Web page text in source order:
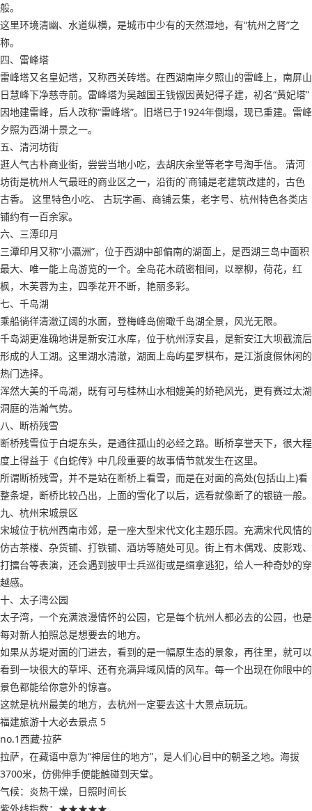
般。
这里环境清幽、水道纵横，是城市中少有的天然湿地，有“杭州之肾”之
称。
四、雷峰塔
雷峰塔又名皇妃塔，又称西关砖塔。在西湖南岸夕照山的雷峰上，南屏山
日慧峰下净慈寺前。雷峰塔为吴越国王钱俶因黄妃得子建，初名“黄妃塔”
因地建雷峰，后人改称“雷峰塔”。旧塔已于1924年倒塌，现已重建。雷峰
夕照为西湖十景之一。
五、清河坊街
逛人气古朴商业街，尝尝当地小吃，去胡庆余堂等老字号淘手信。 清河
坊街是杭州人气最旺的商业区之一，沿街的`商铺是老建筑改建的，古色
古香。 这里特色小吃、 古玩字画、商铺云集，老字号、杭州特色各类店
铺约有一百余家。
六、三潭印月
三潭印月又称“小瀛洲”，位于西湖中部偏南的湖面上，是西湖三岛中面积
最大、唯一能上岛游览的一个。全岛花木疏密相间，以翠柳，荷花，红
枫，木芙蓉为主，四季花开不断，艳丽多彩。
七、千岛湖
乘船徜徉清澈辽阔的水面，登梅峰岛俯瞰千岛湖全景，风光无限。
千岛湖更准确地讲是新安江水库，位于杭州淳安县，是新安江大坝截流后
形成的人工湖。这里湖水清澈，湖面上岛屿星罗棋布，是江浙度假休闲的
热门选择。
浑然大美的千岛湖，既有可与桂林山水相媲美的娇艳风光，更有赛过太湖
洞庭的浩瀚气势。
八、断桥残雪
断桥残雪位于白堤东头，是通往孤山的必经之路。断桥享誉天下，很大程
度上得益于《白蛇传》中几段重要的故事情节就发生在这里。
所谓断桥残雪，并不是站在断桥上看雪，而是在对面的高处(包括山上)看
整条堤，断桥比较凸出，上面的雪化了以后，远看就像断了的银链一般。
九、杭州宋城景区
宋城位于杭州西南市郊，是一座大型宋代文化主题乐园。充满宋代风情的
仿古茶楼、杂货铺、打铁铺、酒坊等随处可见。街上有木偶戏、皮影戏、
打擂台等表演，还会遇到披甲士兵巡街或是缉拿逃犯，给人一种奇妙的穿
越感。
十、太子湾公园
太子湾，一个充满浪漫情怀的公园，它是每个杭州人都必去的公园，也是
每对新人拍照总是想要去的地方。
如果从苏堤对面的门进去，看到的是一幅原生态的景象，再往里，就可以
看到一块很大的草坪、还有充满异域风情的风车。每一个出现在你眼中的
景色都能给你意外的惊喜。
这就是杭州最美的地方，去杭州一定要去这十大景点玩玩。
福建旅游十大必去景点 5
no.1西藏·拉萨
拉萨，在藏语中意为“神居住的地方”，是人们心目中的朝圣之地。海拔
3700米，仿佛伸手便能触碰到天堂。
气候：炎热干燥，日照时间长